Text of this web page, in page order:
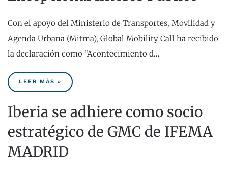
Con el apoyo del Ministerio de Transportes, Movilidad y
Agenda Urbana (Mitma), Global Mobility Call ha recibido
la declaración como “Acontecimiento d…
LEER MÁS »
Iberia se adhiere como socio
estratégico de GMC de IFEMA
MADRID